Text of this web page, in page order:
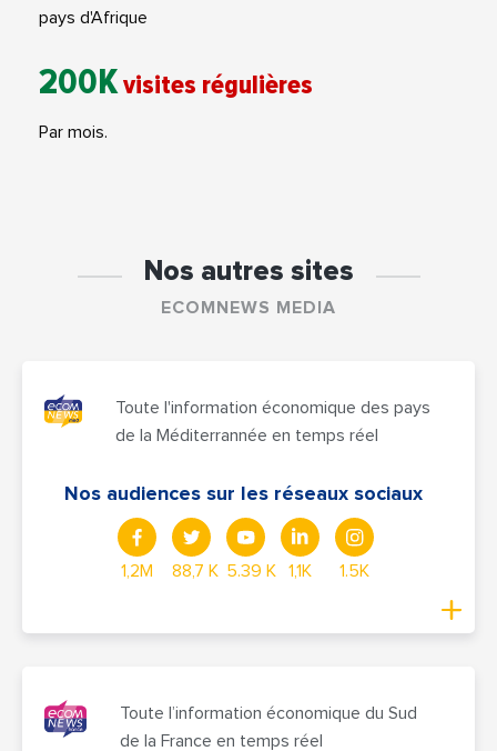
pays d'Afrique
200Kvisites régulières
Par mois.
Nos autres sites
ECOMNEWS MEDIA
Toute l'information économique des pays
de la Méditerrannée en temps réel
Nos audiences sur les réseaux sociaux
1,2M 88,7 K 5.39 K 1,1K 1.5K
Toute l’information économique du Sud
de la France en temps réel